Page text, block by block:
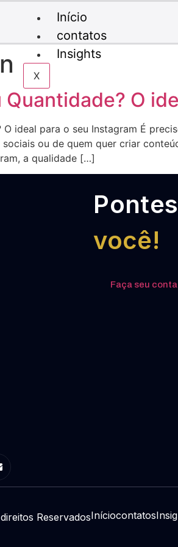
Início
contatos
Insights
X
O
O ideal para o seu Instagram É
ou de quem quer criar
a qualidade […]
você!
Faça seu
ReservadosIníciocontatos